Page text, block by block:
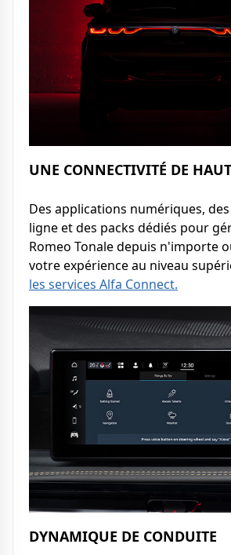
UNE CONNECTIVITÉ DE
Des applications numériques,
ligne et des packs dédiés pour
Romeo Tonale depuis n'importe
votre expérience au niveau
les services Alfa Connect.
DYNAMIQUE DE CONDUITE